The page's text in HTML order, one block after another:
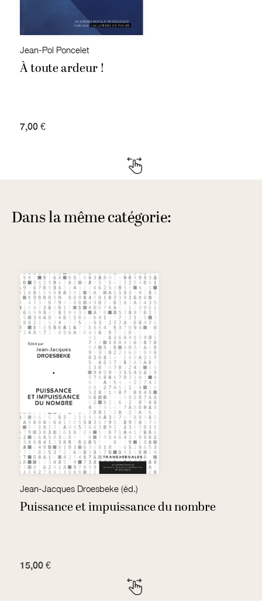
Jean-Pol Poncelet
À toute ardeur !
7,00 €
Dans la même catégorie:
Jean-Jacques Droesbeke (éd.)
Puissance et impuissance du nombre
15,00 €